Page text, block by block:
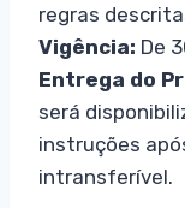
regras
Vigência: De
Entrega do
será
instruções
intransferível.